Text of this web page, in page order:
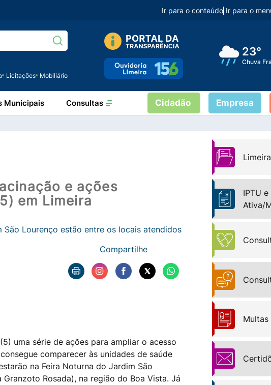
Ir para o conteúdo Ir para o
Pesquisar:
Licitações Mobiliário
23°
Chuva
Municipais Consultas Cidadão Empresa
e ações
em Limeira
São Lourenço estão entre os locais atendidos
Compartilhe
uma série de ações para ampliar o acesso
comparecer às unidades de saúde
na Feira Noturna do Jardim São
Rosada), na região do Boa Vista. Já
IPTU
Ativa/
Multas